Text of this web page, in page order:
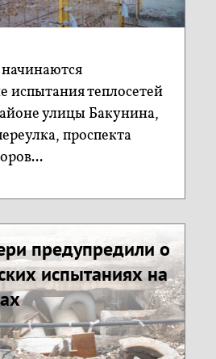
испытания теплосетей
улицы Бакунина,
проспекта
предупредили о
испытаниях на